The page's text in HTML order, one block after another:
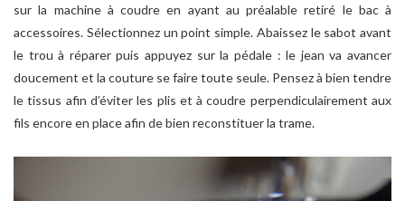
sur la machine à coudre en ayant au préalable retiré le bac à
accessoires. Sélectionnez un point simple. Abaissez le sabot avant
le trou à réparer puis appuyez sur la pédale : le jean va avancer
doucement et la couture se faire toute seule. Pensez à bien tendre
le tissus afin d’éviter les plis et à coudre perpendiculairement aux
fils encore en place afin de bien reconstituer la trame.